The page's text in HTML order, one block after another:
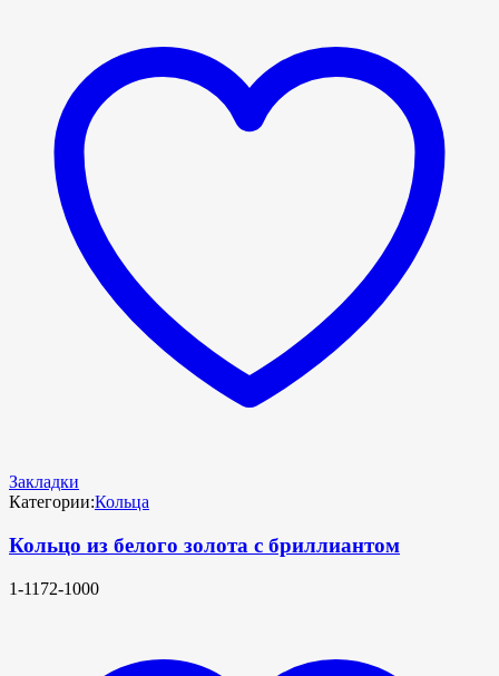
Закладки
Категории:Кольца
Кольцо из белого золота с бриллиантом
1-1172-1000